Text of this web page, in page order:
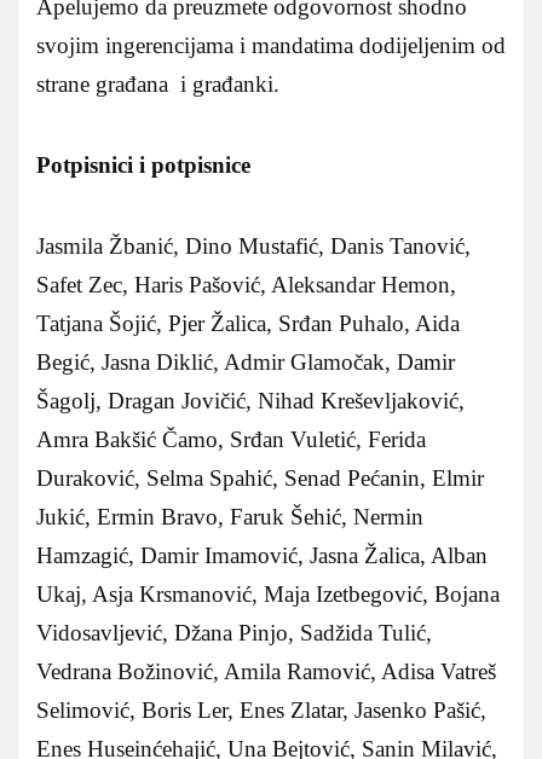
Apelujemo da preuzmete odgovornost shodno
svojim ingerencijama i mandatima dodijeljenim od
strane građana i građanki.
Potpisnici i potpisnice
Jasmila Žbanić, Dino Mustafić, Danis Tanović,
Safet Zec, Haris Pašović, Aleksandar Hemon,
Tatjana Šojić, Pjer Žalica, Srđan Puhalo, Aida
Begić, Jasna Diklić, Admir Glamočak, Damir
Šagolj, Dragan Jovičić, Nihad Kreševljaković,
Amra Bakšić Čamo, Srđan Vuletić, Ferida
Duraković, Selma Spahić, Senad Pećanin, Elmir
Jukić, Ermin Bravo, Faruk Šehić, Nermin
Hamzagić, Damir Imamović, Jasna Žalica, Alban
Ukaj, Asja Krsmanović, Maja Izetbegović, Bojana
Vidosavljević, Džana Pinjo, Sadžida Tulić,
Vedrana Božinović, Amila Ramović, Adisa Vatreš
Selimović, Boris Ler, Enes Zlatar, Jasenko Pašić,
Enes Huseinćehajić, Una Bejtović, Sanin Milavić,